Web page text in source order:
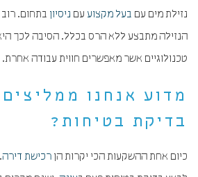
נזילת מים עם בעל מקצוע עם ניסיון בתחום. רוב
הנזילה מתבצע ללא הרס בכלל. הסיבה לכך
טכנולוגיים אשר מאפשרים חווית עבודה אחרת.
מדוע אנחנו
בדיקת בטיחות?
כיום אחת ההשקעות הכי יקרות הן רכישת דירה